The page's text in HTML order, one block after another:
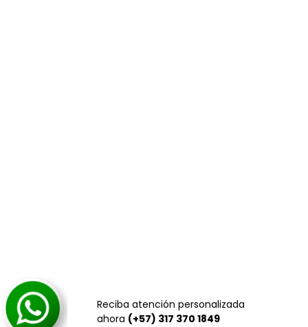
Reciba atención personalizada
ahora (+57) 317 370 1849